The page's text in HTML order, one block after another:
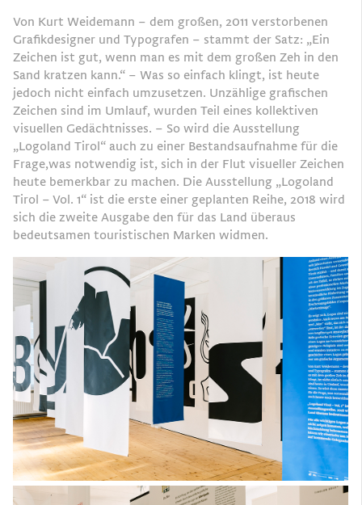
Von Kurt Weidemann – dem großen, 2011 verstorbenen
Grafikdesigner und Typografen – stammt der Satz: „Ein
Zeichen ist gut, wenn man es mit dem großen Zeh in den
Sand kratzen kann.“ – Was so einfach klingt, ist heute
jedoch nicht einfach umzusetzen. Unzählige grafischen
Zeichen sind im Umlauf, wurden Teil eines kollektiven
visuellen Gedächtnisses. – So wird die Ausstellung
„Logoland Tirol“ auch zu einer Bestandsaufnahme für die
Frage,was notwendig ist, sich in der Flut visueller Zeichen
heute bemerkbar zu machen. Die Ausstellung „Logoland
Tirol – Vol. 1“ ist die erste einer geplanten Reihe, 2018 wird
sich die zweite Ausgabe den für das Land überaus
bedeutsamen touristischen Marken widmen.